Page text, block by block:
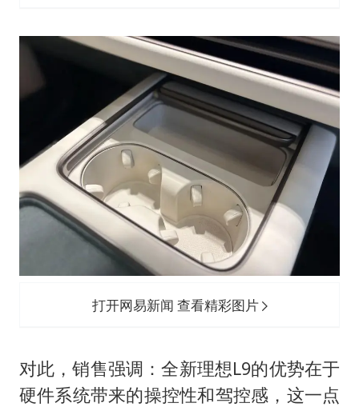
打开网易新闻 查看精彩图片
对此，销售强调：全新理想L9的优势在于
硬件系统带来的操控性和驾控感，这一点